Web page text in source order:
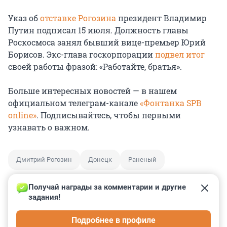
Указ оботставке Рогозина президент Владимир
Путин подписал 15 июля. Должность главы
Роскосмоса занял бывший вице-премьер Юрий
Борисов. Экс-глава госкорпорацииподвел итог
своей работы фразой: «Работайте, братья».
Больше интересных новостей — в нашем
официальном телеграм-канале«Фонтанка SPB
online». Подписывайтесь, чтобы первыми
узнавать о важном.
Дмитрий Рогозин Донецк Раненый
Получай награды за комментарии и другие
задания!
Подробнее в профиле